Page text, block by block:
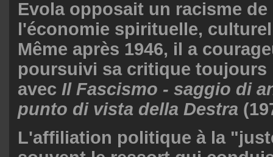
Evola opposait un racisme
l'économie spirituelle,
Même après 1946, il a
poursuivi sa critique
avec Il Fascismo - saggio di
punto di vista della Destra
L'affiliation politique à la